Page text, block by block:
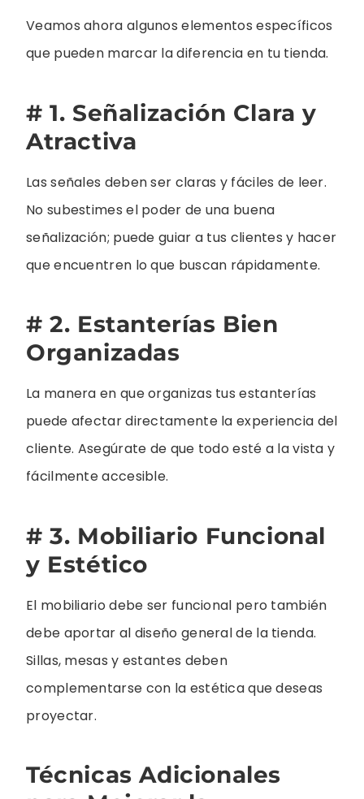
Veamos ahora algunos elementos específicos
que pueden marcar la diferencia en tu tienda.
# 1. Señalización Clara y
Atractiva
Las señales deben ser claras y fáciles de leer.
No subestimes el poder de una buena
señalización; puede guiar a tus clientes y hacer
que encuentren lo que buscan rápidamente.
# 2. Estanterías Bien
Organizadas
La manera en que organizas tus estanterías
puede afectar directamente la experiencia del
cliente. Asegúrate de que todo esté a la vista y
fácilmente accesible.
# 3. Mobiliario Funcional
y Estético
El mobiliario debe ser funcional pero también
debe aportar al diseño general de la tienda.
Sillas, mesas y estantes deben
complementarse con la estética que deseas
proyectar.
Técnicas Adicionales